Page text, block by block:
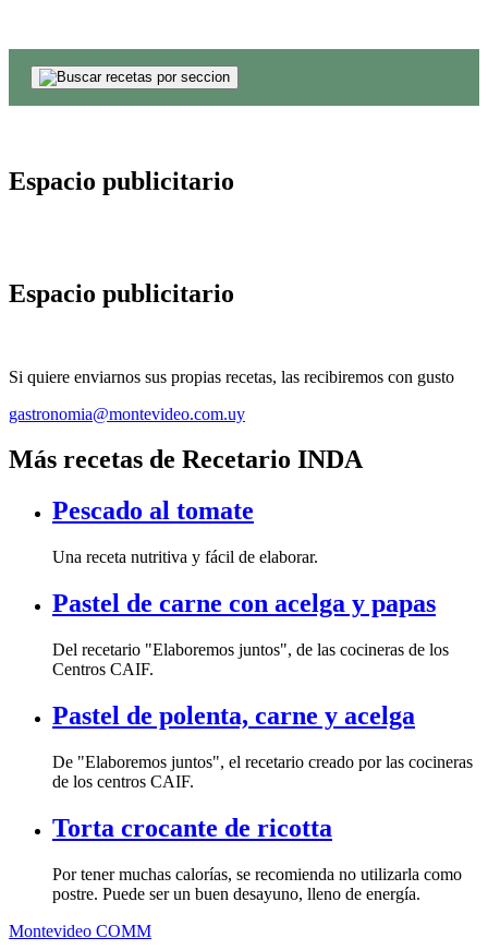
Espacio publicitario
Espacio publicitario
Si quiere enviarnos sus propias recetas, las recibiremos con gusto
gastronomia@montevideo.com.uy
Más recetas de Recetario INDA
Pescado al tomate
Una receta nutritiva y fácil de elaborar.
Pastel de carne con acelga y papas
Del recetario "Elaboremos juntos", de las cocineras de los
Centros CAIF.
Pastel de polenta, carne y acelga
De "Elaboremos juntos", el recetario creado por las cocineras
de los centros CAIF.
Torta crocante de ricotta
Por tener muchas calorías, se recomienda no utilizarla como
postre. Puede ser un buen desayuno, lleno de energía.
Montevideo COMM